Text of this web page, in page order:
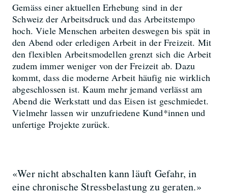
Gemäss einer aktuellen Erhebung sind in der
Schweiz der Arbeitsdruck und das Arbeitstempo
hoch. Viele Menschen arbeiten deswegen bis spät in
den Abend oder erledigen Arbeit in der Freizeit. Mit
den flexiblen Arbeitsmodellen grenzt sich die Arbeit
zudem immer weniger von der Freizeit ab. Dazu
kommt, dass die moderne Arbeit häufig nie wirklich
abgeschlossen ist. Kaum mehr jemand verlässt am
Abend die Werkstatt und das Eisen ist geschmiedet.
Vielmehr lassen wir unzufriedene Kund*innen und
unfertige Projekte zurück.
«Wer nicht abschalten kann läuft Gefahr, in
eine chronische Stressbelastung zu geraten.»